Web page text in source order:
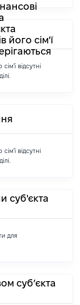
його сім'ї
відсутні
відсутні
суб'єкта
для
суб’єкта